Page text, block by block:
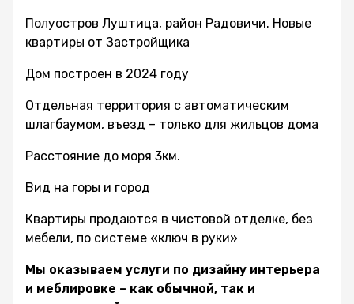
Полуостров Луштица, район Радовичи. Новые
квартиры от Застройщика
Дом построен в 2024 году
Отдельная территория с автоматическим
шлагбаумом, въезд – только для жильцов дома
Расстояние до моря 3км.
Вид на горы и город
Квартиры продаются в чистовой отделке, без
мебели, по системе «ключ в руки»
Мы оказываем услуги по дизайну интерьера
и меблировке – как обычной, так и